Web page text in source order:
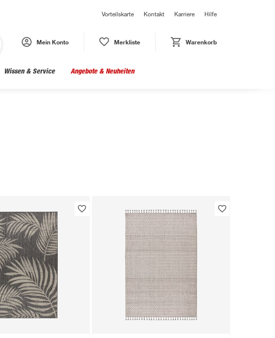
Vorteilskarte Kontakt Karriere Hilfe
Mein Konto Merkliste Warenkorb
Wissen & Service Angebote & Neuheiten